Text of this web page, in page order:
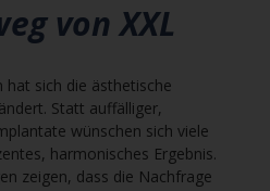
von XXL
hat sich die ästhetische
Statt auffälliger,
wünschen sich viele
harmonisches Ergebnis.
zeigen, dass die Nachfrage